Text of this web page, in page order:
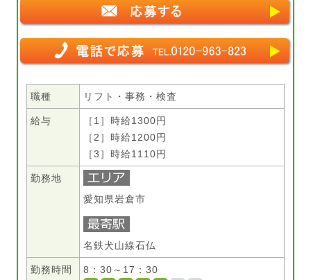
職種 リフト・事務・検査
給与
［1］時給1300円
［2］時給1200円
［3］時給1110円
勤務地
愛知県岩倉市
名鉄犬山線石仏
勤務時間 8：30～17：30